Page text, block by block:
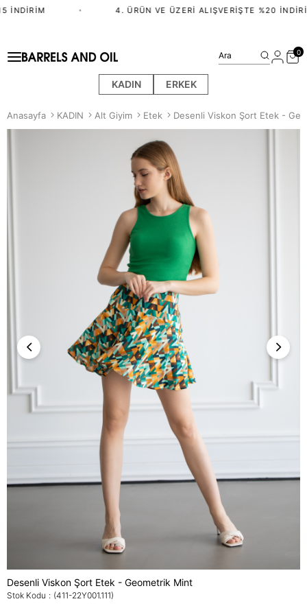
İNDIRIM 4. ÜRÜN VE ÜZERI ALIŞVERIŞTE %20
KADIN ERKEK
Ara 0
Anasayfa KADIN Alt Giyim Etek Desenli Viskon Şort Etek -
Desenli Viskon Şort Etek - Geometrik Mint
Stok Kodu (411-22Y001.111)